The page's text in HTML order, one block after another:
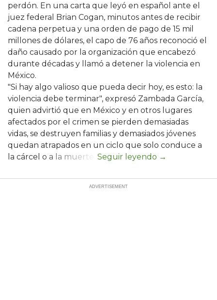
perdón. En una carta que leyó en español ante el
juez federal Brian Cogan, minutos antes de recibir
cadena perpetua y una orden de pago de 15 mil
millones de dólares, el capo de 76 años reconoció el
daño causado por la organización que encabezó
durante décadas y llamó a detener la violencia en
México.
"Si hay algo valioso que pueda decir hoy, es esto: la
violencia debe terminar", expresó Zambada García,
quien advirtió que en México y en otros lugares
afectados por el crimen se pierden demasiadas
vidas, se destruyen familias y demasiados jóvenes
quedan atrapados en un ciclo que solo conduce a
la cárcel o a la muerte.